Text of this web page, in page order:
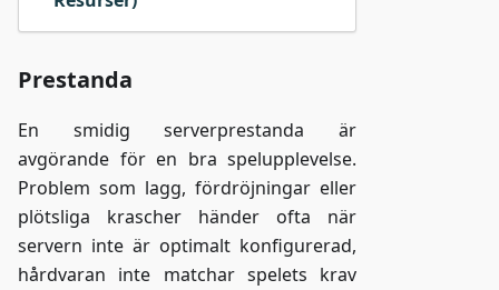
Prestanda
En smidig serverprestanda är
avgörande för en bra spelupplevelse.
Problem som lagg, fördröjningar eller
plötsliga krascher händer ofta när
servern inte är optimalt konfigurerad,
hårdvaran inte matchar spelets krav